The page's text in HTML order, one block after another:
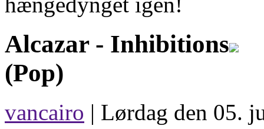
Alcazar - Inhibitions
(Pop)
vancairo | Lørdag den 05.